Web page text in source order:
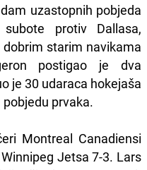
uzastopnih pobjeda
protiv Dallasa,
starim navikama
postigao je dva
je 30 udaraca hokejaša
prvaka.
Montreal Canadiensi
Jetsa 7-3. Lars